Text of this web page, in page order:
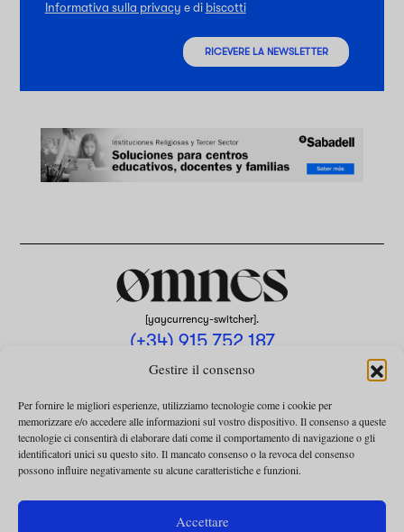
Gestire il consenso
Per fornire le migliori esperienze, utilizziamo tecnologie come i cookie per
memorizzare e/o accedere alle informazioni sul vostro dispositivo. Il consenso a queste
tecnologie ci consentirà di elaborare dati come il comportamento di navigazione o gli
identificatori unici su questo sito. Il mancato consenso o la revoca del consenso
possono influire negativamente su alcune caratteristiche e funzioni.
Accettare
Informativa sulla privacy e di biscotti
RICEVERE LA NEWSLETTER
[yaycurrency-switcher].
(+34) 915 752 187
omnes@omnesmag.com
INFORMATIVA SULLA PRIVACY